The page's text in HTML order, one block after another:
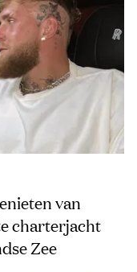
van
charterjacht
Zee